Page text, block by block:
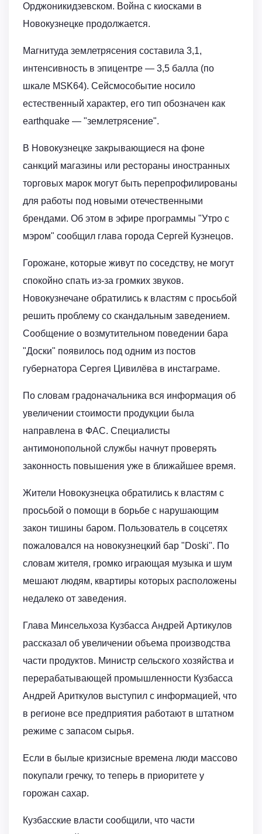
Орджоникидзевском. Война с киосками в
Новокузнецке продолжается.
Магнитуда землетрясения составила 3,1,
интенсивность в эпицентре — 3,5 балла (по
шкале MSK64). Сейсмособытие носило
естественный характер, его тип обозначен как
earthquake — "землетрясение".
В Новокузнецке закрывающиеся на фоне
санкций магазины или рестораны иностранных
торговых марок могут быть перепрофилированы
для работы под новыми отечественными
брендами. Об этом в эфире программы "Утро с
мэром" сообщил глава города Сергей Кузнецов.
Горожане, которые живут по соседству, не могут
спокойно спать из-за громких звуков.
Новокузнечане обратились к властям с просьбой
решить проблему со скандальным заведением.
Сообщение о возмутительном поведении бара
"Доски" появилось под одним из постов
губернатора Сергея Цивилёва в инстаграме.
По словам градоначальника вся информация об
увеличении стоимости продукции была
направлена в ФАС. Специалисты
антимонопольной службы начнут проверять
законность повышения уже в ближайшее время.
Жители Новокузнецка обратились к властям с
просьбой о помощи в борьбе с нарушающим
закон тишины баром. Пользователь в соцсетях
пожаловался на новокузнецкий бар "Doski". По
словам жителя, громко играющая музыка и шум
мешают людям, квартиры которых расположены
недалеко от заведения.
Глава Минсельхоза Кузбасса Андрей Артикулов
рассказал об увеличении объема производства
части продуктов. Министр сельского хозяйства и
перерабатывающей промышленности Кузбасса
Андрей Ариткулов выступил с информацией, что
в регионе все предприятия работают в штатном
режиме с запасом сырья.
Если в былые кризисные времена люди массово
покупали гречку, то теперь в приоритете у
горожан сахар.
Кузбасские власти сообщили, что части